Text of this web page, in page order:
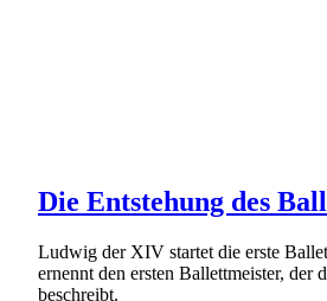
Die Entstehung des
Ludwig der XIV startet die erste
ernennt den ersten Ballettmeister, der
beschreibt.